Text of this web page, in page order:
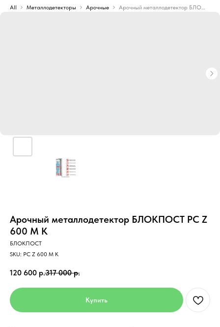
All Металлодетекторы Арочные Арочный металлодетектор БЛОКПОСТ PC Z 600 M K
Арочный металлодетектор БЛОКПОСТ PC Z
600 M K
БЛОКПОСТ
SKU: PC Z 600 M K
120 600 р.317 000 р.
Купить